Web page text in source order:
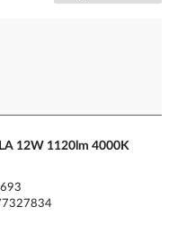
12W 1120lm 4000K